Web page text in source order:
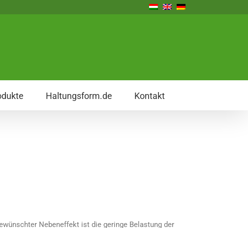
Haltungsform.de Kontakt
Nebeneffekt ist die geringe Belastung der